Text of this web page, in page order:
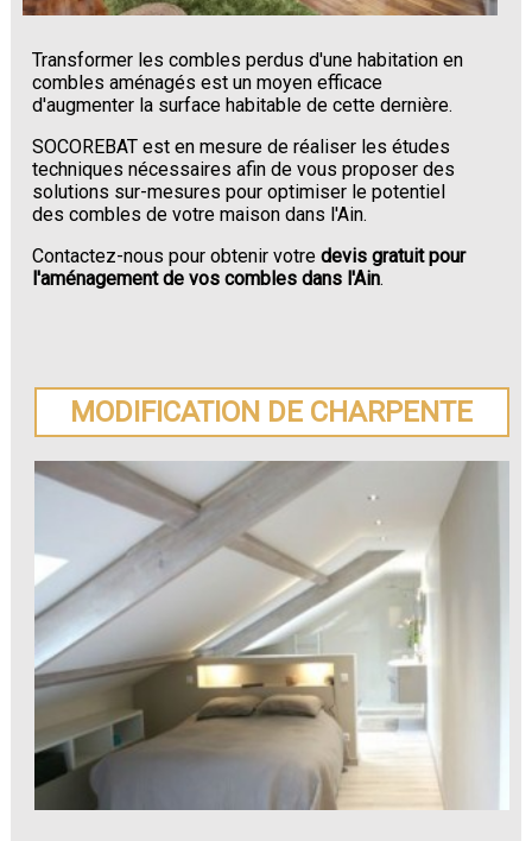
Transformer les combles perdus d'une habitation en
combles aménagés est un moyen efficace
d'augmenter la surface habitable de cette dernière.
SOCOREBAT est en mesure de réaliser les études
techniques nécessaires afin de vous proposer des
solutions sur-mesures pour optimiser le potentiel
des combles de votre maison dans l'Ain.
Contactez-nous pour obtenir votredevis gratuit pour
l'aménagement de vos combles dans l'Ain.
MODIFICATION DE CHARPENTE